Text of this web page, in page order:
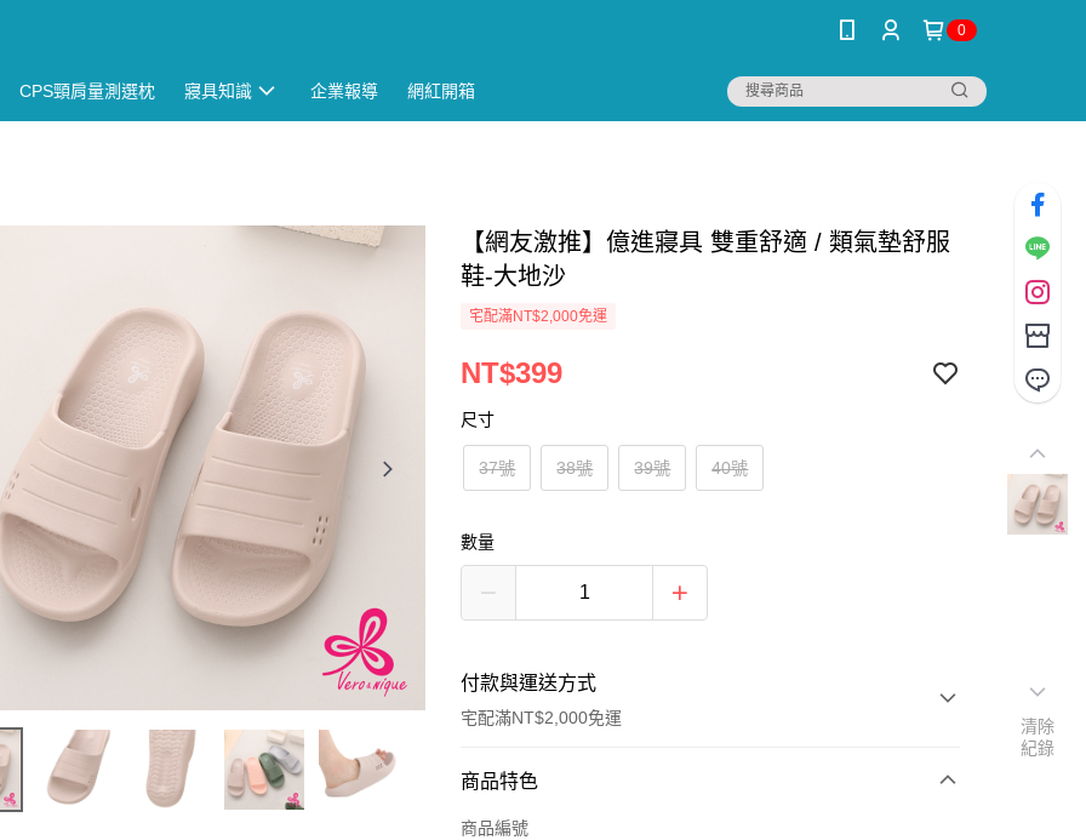
0
CPS頸肩量測選枕 寢具知識 企業報導 網紅開箱
【網友激推】億進寢具 雙重舒適 / 類氣墊舒服
鞋-大地沙
宅配滿NT$2,000免運
NT$399
尺寸
37號 38號 39號 40號
數量
付款與運送方式
宅配滿NT$2,000免運
付款方式
信用卡一次付款
商品特色
商品編號
清除
紀錄